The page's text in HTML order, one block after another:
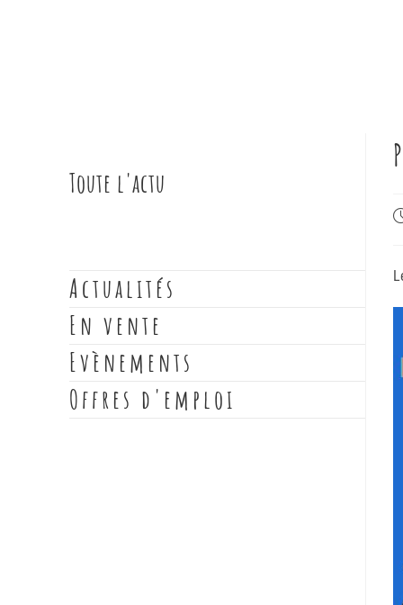
Toute l'actu
Actualités
En vente
Evènements
Offres d'emploi